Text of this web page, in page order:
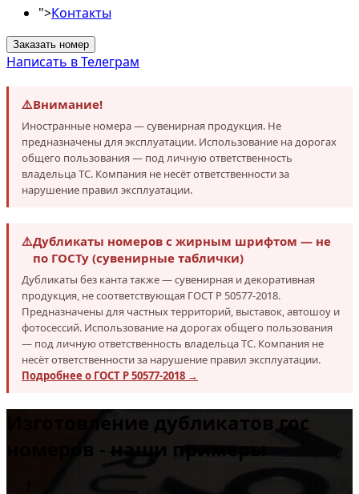
">Контакты
Заказать номер
Написать в Телеграм
⚠️Внимание!
Иностранные номера — сувенирная продукция. Не
предназначены для эксплуатации. Использование на дорогах
общего пользования — под личную ответственность
владельца ТС. Компания не несёт ответственности за
нарушение правил эксплуатации.
⚠️Дубликаты номеров с жирным шрифтом — не
по ГОСТу (сувенирные таблички)
Дубликаты без канта также — сувенирная и декоративная
продукция, не соответствующая ГОСТ Р 50577-2018.
Предназначены для частных территорий, выставок, автошоу и
фотосессий. Использование на дорогах общего пользования
— под личную ответственность владельца ТС. Компания не
несёт ответственности за нарушение правил эксплуатации.
Подробнее о ГОСТ Р 50577-2018 →
Изготовление дубликатов гос
номеров - наши примеры